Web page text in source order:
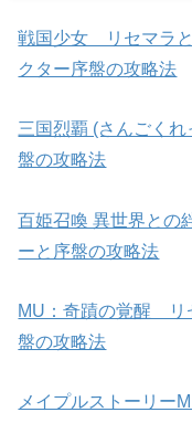
戦国少女 リセマラ
クター序盤の攻略法
三国烈覇 (さんごく
盤の攻略法
百姫召喚 異世界と
ーと序盤の攻略法
MU：奇蹟の覚醒 リ
盤の攻略法
メイプルストーリー